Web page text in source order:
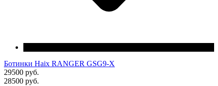
Ботинки Haix RANGER GSG9-X
29500 руб.
28500 руб.